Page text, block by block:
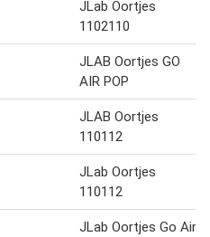
JLab Oortjes
1102110
JLAB Oortjes GO
AIR POP
JLAB Oortjes
110112
JLab Oortjes
110112
JLab Oortjes Go Air